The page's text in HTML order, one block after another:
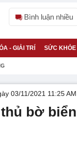
Bình luận nhiều
- GIẢI TRÍ SỨC KHỎE
03/11/2021 11:25 AM
bờ biển